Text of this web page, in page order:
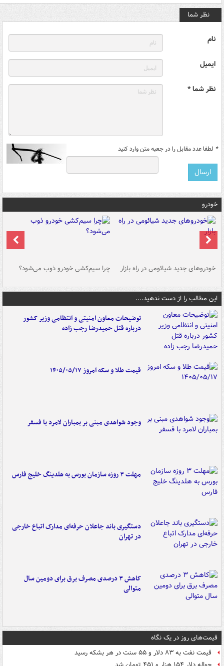
نظر شما
نام
ایمیل
نظر شما *
* لطفا عدد مقابل را در جعبه متن وارد کنید
خودرو
خودروهای جدید شیائومی در راه بازار چرا سیم‌کشی خودرو ذوب می‌شود؟
این مطالب را از دست ندهید....
توضیحات معاون امنیتی و انتظامی وزیر کشور
درباره قتل حمیدرضا رجب زاده
قیمت طلا و سکه امروز ۱۴۰۵/۰۵/۱۷
وجود شواهدی مبنی بر بمباران لامرد با فسفر
مهلت ۳ روزه سازمان بورس به هلدینگ خلیج فارس
دستگیری باند جاعلان حرفه‌ای مدارک اتباع خارجی
در تهران
کاهش ۳ درصدی مصرف برق برای دومین سال
متوالی
قیمت‌های روز در یک نگاه
قیمت نفت به ۸۳ دلار و ۵۵ سنت در هر بشکه رسید